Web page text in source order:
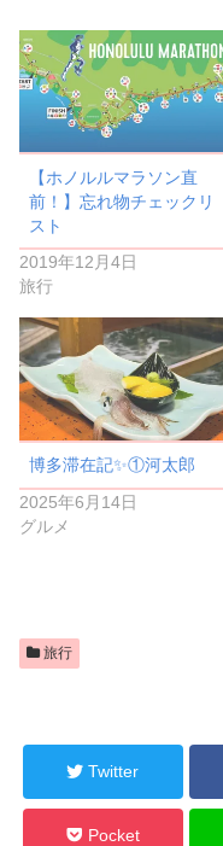
【ホノルルマラソン直
前！】忘れ物チェックリ
スト
2019年12月4日
旅行
博多滞在記✨️①河太郎
2025年6月14日
グルメ
旅行
Twitter
Pocket